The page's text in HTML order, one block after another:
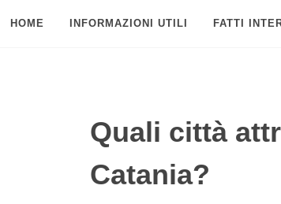
HOME INFORMAZIONI UTILI FATTI
Quali città
Catania?